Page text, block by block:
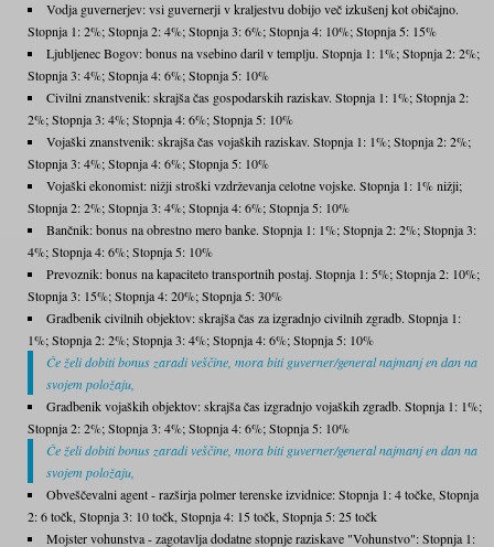
Vodja guvernerjev: vsi guvernerji v kraljestvu dobijo več izkušenj kot običajno.
Stopnja 1: 2%; Stopnja 2: 4%; Stopnja 3: 6%; Stopnja 4: 10%; Stopnja 5: 15%
Ljubljenec Bogov: bonus na vsebino daril v templju. Stopnja 1: 1%; Stopnja 2: 2%;
Stopnja 3: 4%; Stopnja 4: 6%; Stopnja 5: 10%
Civilni znanstvenik: skrajša čas gospodarskih raziskav. Stopnja 1: 1%; Stopnja 2:
2%; Stopnja 3: 4%; Stopnja 4: 6%; Stopnja 5: 10%
Vojaški znanstvenik: skrajša čas vojaških raziskav. Stopnja 1: 1%; Stopnja 2: 2%;
Stopnja 3: 4%; Stopnja 4: 6%; Stopnja 5: 10%
Vojaški ekonomist: nižji stroški vzdrževanja celotne vojske. Stopnja 1: 1% nižji;
Stopnja 2: 2%; Stopnja 3: 4%; Stopnja 4: 6%; Stopnja 5: 10%
Bančnik: bonus na obrestno mero banke. Stopnja 1: 1%; Stopnja 2: 2%; Stopnja 3:
4%; Stopnja 4: 6%; Stopnja 5: 10%
Prevoznik: bonus na kapaciteto transportnih postaj. Stopnja 1: 5%; Stopnja 2: 10%;
Stopnja 3: 15%; Stopnja 4: 20%; Stopnja 5: 30%
Gradbenik civilnih objektov: skrajša čas za izgradnjo civilnih zgradb. Stopnja 1:
1%; Stopnja 2: 2%; Stopnja 3: 4%; Stopnja 4: 6%; Stopnja 5: 10%
Če želi dobiti bonus zaradi veščine, mora biti guverner/general najmanj en dan na
svojem položaju,
Gradbenik vojaških objektov: skrajša čas izgradnjo vojaških zgradb. Stopnja 1: 1%;
Stopnja 2: 2%; Stopnja 3: 4%; Stopnja 4: 6%; Stopnja 5: 10%
Če želi dobiti bonus zaradi veščine, mora biti guverner/general najmanj en dan na
svojem položaju,
Obveščevalni agent - razširja polmer terenske izvidnice: Stopnja 1: 4 točke, Stopnja
2: 6 točk, Stopnja 3: 10 točk, Stopnja 4: 15 točk, Stopnja 5: 25 točk
Mojster vohunstva - zagotavlja dodatne stopnje raziskave "Vohunstvo": Stopnja 1: